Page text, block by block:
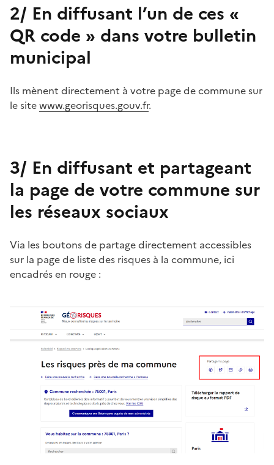
2/ En diffusant l’un de ces «
QR code » dans votre bulletin
municipal
Ils mènent directement à votre page de commune sur
le sitewww.georisques.gouv.fr.
3/ En diffusant et partageant
la page de votre commune sur
les réseaux sociaux
Via les boutons de partage directement accessibles
sur la page de liste des risques à la commune, ici
encadrés en rouge :